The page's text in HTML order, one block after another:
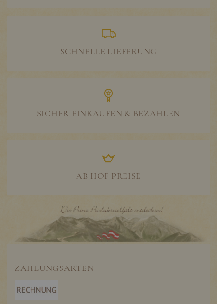
SCHNELLE LIEFERUNG
SICHER EINKAUFEN & BEZAHLEN
AB HOF PREISE
ZAHLUNGSARTEN